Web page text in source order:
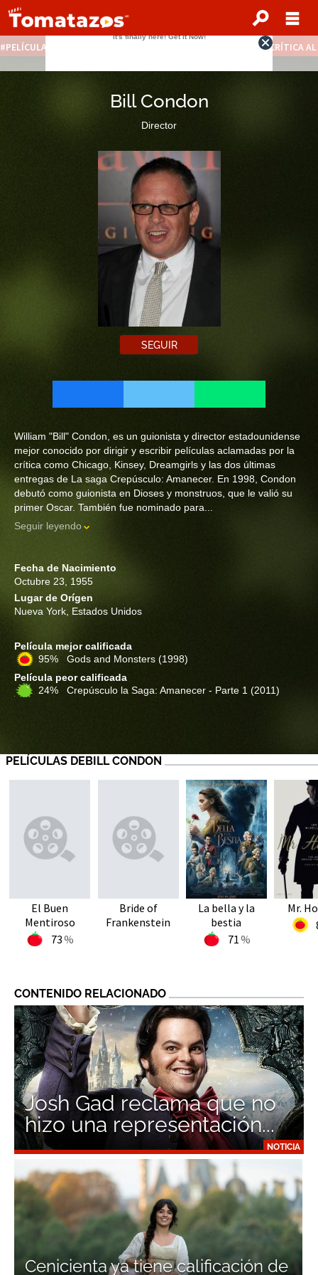
PELÍCULAS STREAMING GRATIS CRÍTICA
Bill Condon
Director
SEGUIR
William "Bill" Condon, es un guionista y director estadounidense
mejor conocido por dirigir y escribir películas aclamadas por la
crítica como Chicago, Kinsey, Dreamgirls y las dos últimas
entregas de La saga Crepúsculo: Amanecer. En 1998, Condon
debutó como guionista en Dioses y monstruos, que le valió su
primer Oscar. También fue nominado para...
Seguir leyendo
Fecha de Nacimiento
Octubre 23, 1955
Lugar de Orígen
Nueva York, Estados Unidos
Película mejor calificada
95% Gods and Monsters (1998)
Película peor calificada
24% Crepúsculo la Saga: Amanecer - Parte 1 (2011)
PELÍCULAS DEBILL CONDON
El Buen
Mentiroso
73
Bride of
Frankenstein
La bella y la
bestia
71
Mr.
CONTENIDO RELACIONADO
NOTICIA
Josh Gad reclama que no
hizo una representación...
Cenicienta ya tiene calificación de